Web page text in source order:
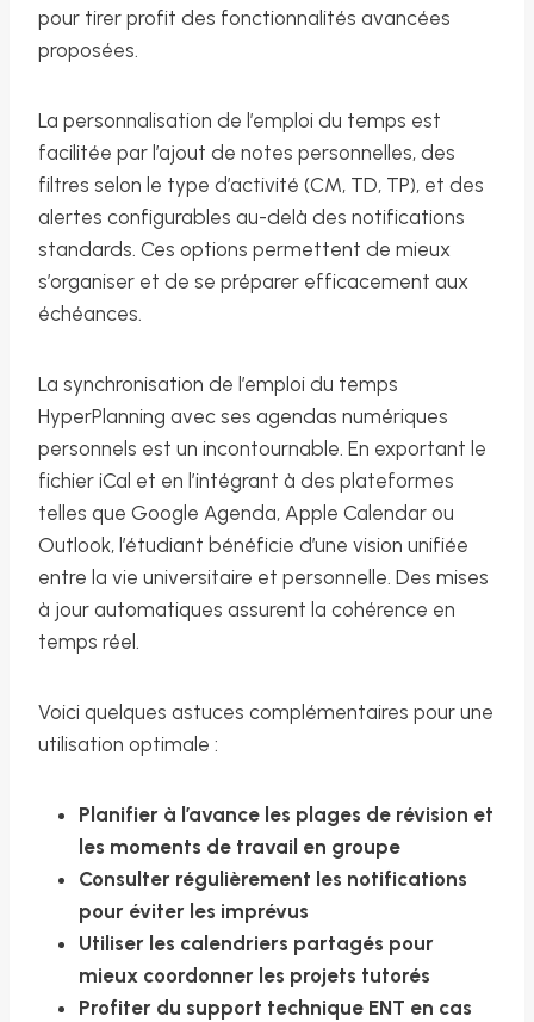
pour tirer profit des fonctionnalités avancées
proposées.
La personnalisation de l’emploi du temps est
facilitée par l’ajout de notes personnelles, des
filtres selon le type d’activité (CM, TD, TP), et des
alertes configurables au-delà des notifications
standards. Ces options permettent de mieux
s’organiser et de se préparer efficacement aux
échéances.
La synchronisation de l’emploi du temps
HyperPlanning avec ses agendas numériques
personnels est un incontournable. En exportant le
fichier iCal et en l’intégrant à des plateformes
telles que Google Agenda, Apple Calendar ou
Outlook, l’étudiant bénéficie d’une vision unifiée
entre la vie universitaire et personnelle. Des mises
à jour automatiques assurent la cohérence en
temps réel.
Voici quelques astuces complémentaires pour une
utilisation optimale :
Planifier à l’avance les plages de révision et
les moments de travail en groupe
Consulter régulièrement les notifications
pour éviter les imprévus
Utiliser les calendriers partagés pour
mieux coordonner les projets tutorés
Profiter du support technique ENT en cas